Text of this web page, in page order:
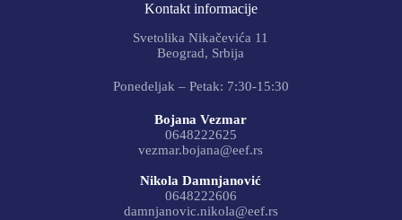
Kontakt informacije
Svetolika Nikačevića 11
Beograd, Srbija
Ponedeljak – Petak: 7:30-15:30
Bojana Vezmar
0648222625
vezmar.bojana@eef.rs
Nikola Damnjanović
0648222606
damnjanovic.nikola@eef.rs